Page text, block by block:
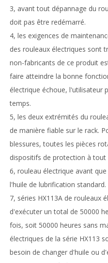
3, avant tout dépannage du
doit pas être redémarré.
4, les exigences de
des rouleaux électriques sont
non-fabricants de ce produit
faire atteindre la bonne
électrique échoue, l'utilisateur
temps.
5, les deux extrémités du
de manière fiable sur le rack.
blessures, toutes les pièces
dispositifs de protection à
6, rouleau électrique avant
l'huile de lubrification standard.
7, séries HX113A de rouleaux
d'exécuter un total de 50000
fois, soit 50000 heures sans
électriques de la série HX113
besoin de changer d'huile ou